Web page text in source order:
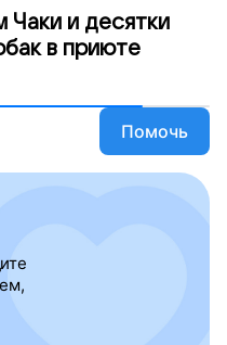
Чаки и десятки
в приюте
Помочь